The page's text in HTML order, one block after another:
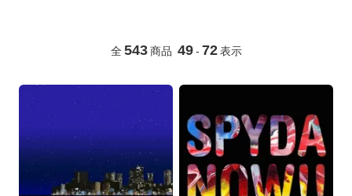
全 543 商品 49 - 72 表示